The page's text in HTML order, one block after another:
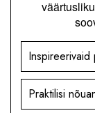
Inspireerivaid
Praktilisi